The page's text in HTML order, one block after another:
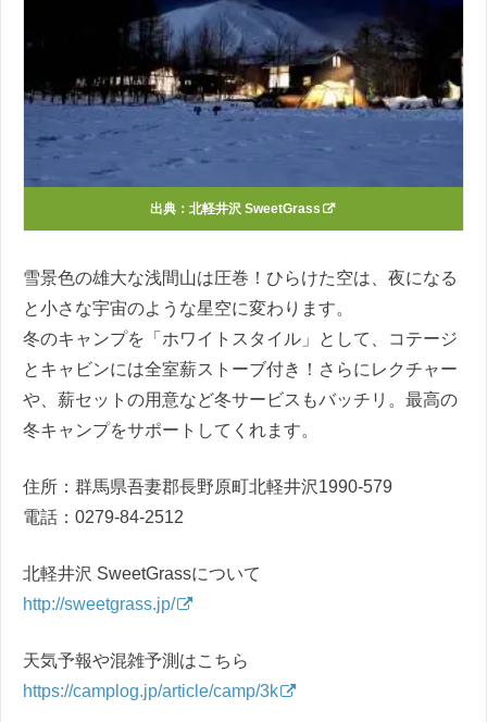
出典： 北軽井沢 SweetGrass
雪景色の雄大な浅間山は圧巻！ひらけた空は、夜になる
と小さな宇宙のような星空に変わります。
冬のキャンプを「ホワイトスタイル」として、コテージ
とキャビンには全室薪ストーブ付き！さらにレクチャー
や、薪セットの用意など冬サービスもバッチリ。最高の
冬キャンプをサポートしてくれます。
住所：群馬県吾妻郡長野原町北軽井沢1990-579
電話：0279-84-2512
北軽井沢 SweetGrassについて
http://sweetgrass.jp/
天気予報や混雑予測はこちら
https://camplog.jp/article/camp/3k